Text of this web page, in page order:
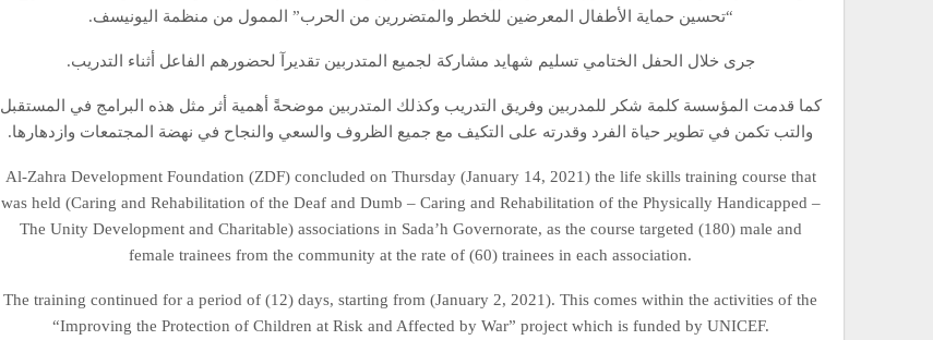
“تحسين حماية الأطفال المعرضين للخطر والمتضررين من الحرب” الممول من منظمة اليونيسف.
جرى خلال الحفل الختامي تسليم شهايد مشاركة لجميع المتدربين تقديرآ لحضورهم الفاعل أثناء التدريب.
كما قدمت المؤسسة كلمة شكر للمدربين وفريق التدريب وكذلك المتدربين موضحةً أهمية أثر مثل هذه البرامج في المستقبل
والتب تكمن في تطوير حياة الفرد وقدرته على التكيف مع جميع الظروف والسعي والنجاح في نهضة المجتمعات وازدهارها.
Al-Zahra Development Foundation (ZDF) concluded on Thursday (January 14, 2021) the life skills training course that
was held (Caring and Rehabilitation of the Deaf and Dumb – Caring and Rehabilitation of the Physically Handicapped –
The Unity Development and Charitable) associations in Sada’h Governorate, as the course targeted (180) male and
female trainees from the community at the rate of (60) trainees in each association.
The training continued for a period of (12) days, starting from (January 2, 2021). This comes within the activities of the
“Improving the Protection of Children at Risk and Affected by War” project which is funded by UNICEF.